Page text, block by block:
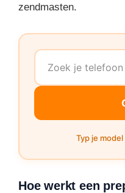
zendmasten.
Typ je model
Hoe werkt een